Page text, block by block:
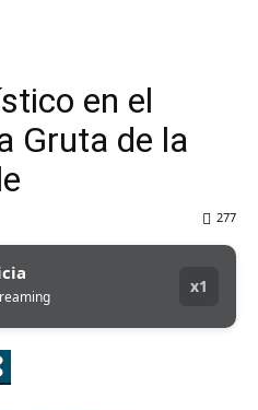
en el
Gruta de la
277
x1